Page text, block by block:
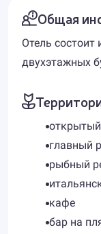
Общая
Отель состоит
двухэтажных
открытый
главный
рыбный
кафе
бар на